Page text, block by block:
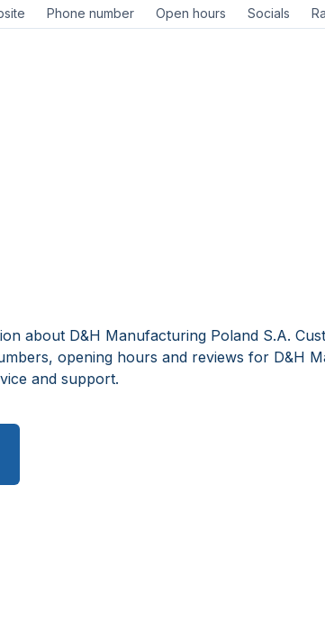
Phone number Open hours Socials
about D&H Manufacturing Poland S.A.
opening hours and reviews for D&H
and support.